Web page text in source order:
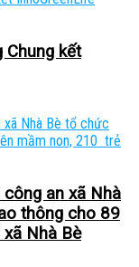
Chung kết
an xã Nhà
thông cho 89
Nhà Bè